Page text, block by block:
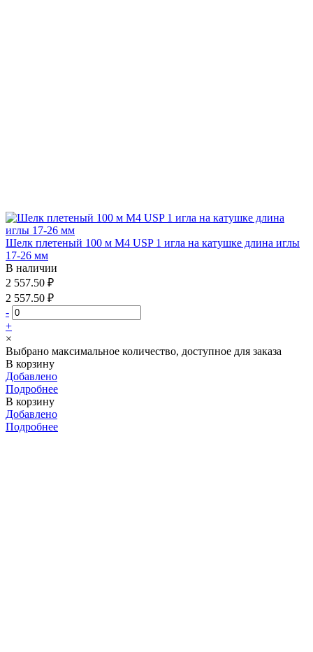
Шелк плетеный 100 м М4 USP 1 игла на катушке длина иглы
17-26 мм
В наличии
2 557.50 ₽
2 557.50 ₽
-
+
×
Выбрано максимальное количество, доступное для заказа
В корзину
Добавлено
Подробнее
В корзину
Добавлено
Подробнее